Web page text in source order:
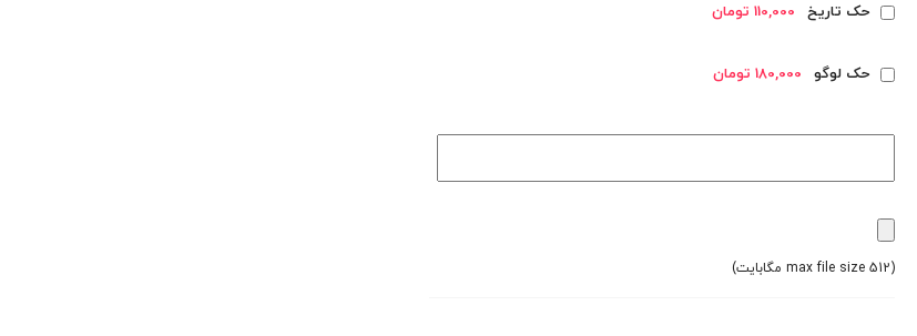
حک تاریخ 110,000 تومان
حک لوگو 180,000 تومان
(max file size 512 مگابایت)